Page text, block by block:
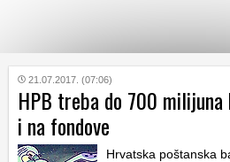
KATEGORIJE
HRVATSKI
WEB
21.07.2017. (07:06)
HPB treba do 700 milijuna
i na fondove
Hrvatska poštanska